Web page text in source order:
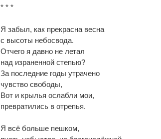
* * *
Я забыл, как прекрасна весна
с высоты небосвода.
Отчего я давно не летал
над израненной степью?
За последние годы утрачено
чувство свободы,
Вот и крылья ослабли мои,
превратились в отрепья.
Я всё больше пешком,